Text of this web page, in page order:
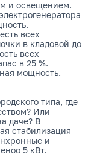
и освещением.
всех
в кладовой до
всех
в 25 %.
мощность.
типа, где
Или
даче? В
стабилизация
и
5 кВт.